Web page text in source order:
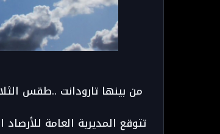
من بينها تارودانت ..طقس
تتوقع المديرية العامة